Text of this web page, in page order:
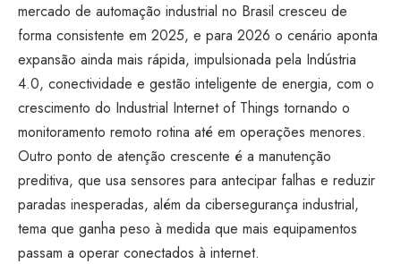
mercado de automação industrial no Brasil cresceu de
forma consistente em 2025, e para 2026 o cenário aponta
expansão ainda mais rápida, impulsionada pela Indústria
4.0, conectividade e gestão inteligente de energia, com o
crescimento do Industrial Internet of Things tornando o
monitoramento remoto rotina até em operações menores.
Outro ponto de atenção crescente é a manutenção
preditiva, que usa sensores para antecipar falhas e reduzir
paradas inesperadas, além da cibersegurança industrial,
tema que ganha peso à medida que mais equipamentos
passam a operar conectados à internet.